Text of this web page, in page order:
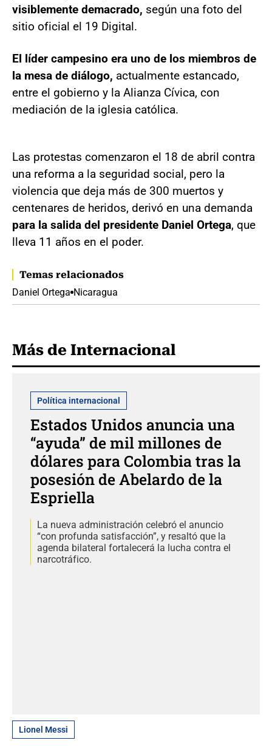
visiblemente demacrado, según una foto del
sitio oficial el 19 Digital.
El líder campesino era uno de los miembros de
la mesa de diálogo, actualmente estancado,
entre el gobierno y la Alianza Cívica, con
mediación de la iglesia católica.
Las protestas comenzaron el 18 de abril contra
una reforma a la seguridad social, pero la
violencia que deja más de 300 muertos y
centenares de heridos, derivó en una demanda
para la salida del presidente Daniel Ortega, que
lleva 11 años en el poder.
Temas relacionados
Daniel Ortega Nicaragua
Más de Internacional
Política internacional
Estados Unidos anuncia una
“ayuda” de mil millones de
dólares para Colombia tras la
posesión de Abelardo de la
Espriella
La nueva administración celebró el anuncio
“con profunda satisfacción”, y resaltó que la
agenda bilateral fortalecerá la lucha contra el
narcotráfico.
Lionel Messi